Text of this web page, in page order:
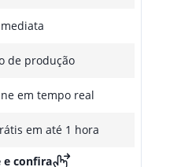
de produção
em tempo real
em até 1 hora
e confira